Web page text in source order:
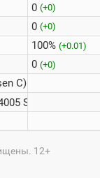
C)
Stage II)
0 (+0)
0 (+0)
100% (+0.01)
0 (+0)
12+